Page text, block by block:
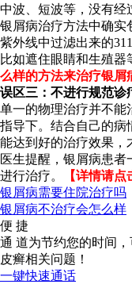
中波、短波等，没有经
银屑病治疗方法中确实
紫外线中过滤出来的
比如遮住眼睛和生殖器
么样的方法来治疗银屑
误区三：不进行规范诊
单一的物理治疗并不能
指导下。结合自己的病
能达到好的治疗效果，
医生提醒，银屑病患
进行治疗。
【详情请点
银屑病需要住院治疗吗
银屑病不治疗会怎么样
便 捷
通 道为节约您的时间
皮癣相关问题！
一键快速通话